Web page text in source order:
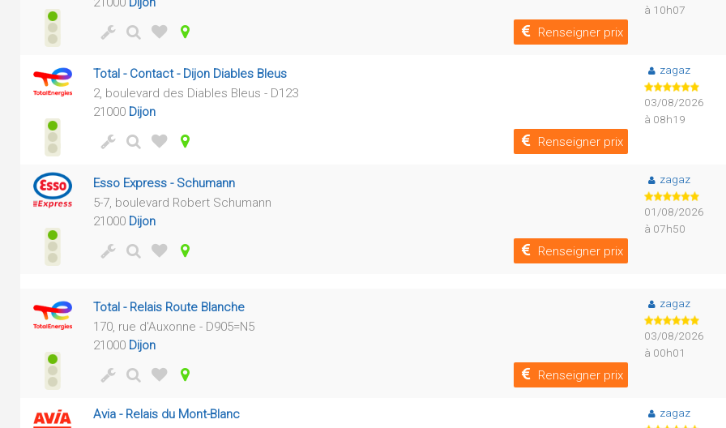
Renseigner prix
à 10h07
Total - Contact - Dijon Diables Bleus
2, boulevard des Diables Bleus - D123
21000 Dijon
Renseigner prix
zagaz
03/08/2026
à 08h19
Esso Express - Schumann
5-7, boulevard Robert Schumann
21000 Dijon
Renseigner prix
zagaz
01/08/2026
à 07h50
Total - Relais Route Blanche
170, rue d'Auxonne - D905=N5
21000 Dijon
Renseigner prix
zagaz
03/08/2026
à 00h01
Avia - Relais du Mont-Blanc
zagaz